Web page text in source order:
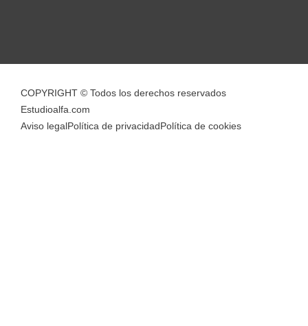
COPYRIGHT © Todos los derechos reservados
Estudioalfa.com
Aviso legalPolítica de privacidadPolítica de cookies